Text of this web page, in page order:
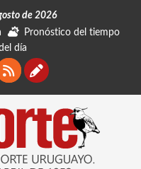
de 2026
Pronóstico del tiempo
día
RSSContáctanos